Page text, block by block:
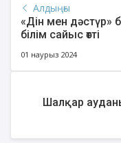
Алдыңғы
«Дін мен дәстүр»
білім сайыс өтті
01 наурыз 2024
Шалқар